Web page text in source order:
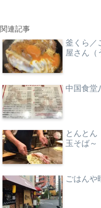
関連記事
釜くら／
屋さん（
中国食堂
とんとん
玉そば～
ごはんや